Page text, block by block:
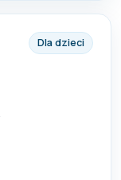
Dla dzieci